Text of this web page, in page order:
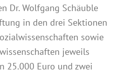
Dr. Wolfgang Schäuble
in den drei Sektionen
sowie
jeweils
25.000 Euro und zwei